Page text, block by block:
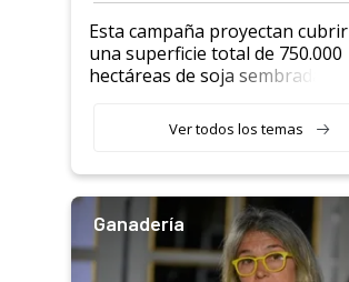
Esta campaña proyectan cubrir
una superficie total de 750.000
hectáreas de soja sembradas
variedades que marcan un
salto tecnológico en genética y
Ver todos los temas
Ganadería